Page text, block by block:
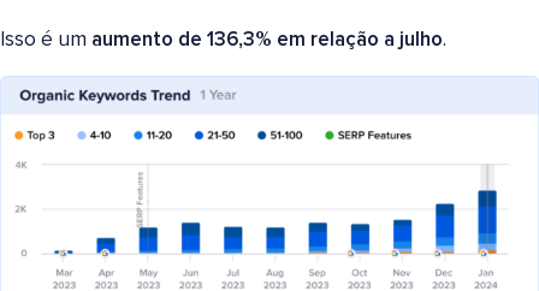
Isso é um aumento de 136,3% em relação a julho.